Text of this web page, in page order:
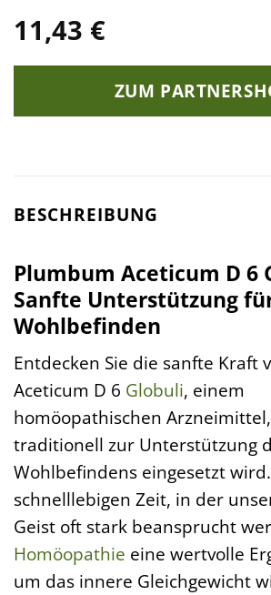
11,43 €
ZUM
BESCHREIBUNG
Plumbum Aceticum D 6
Sanfte Unterstützung
Wohlbefinden
Entdecken Sie die sanfte Kraft
Aceticum D 6 Globuli, einem
homöopathischen
traditionell zur Unterstützung
Wohlbefindens eingesetzt
schnelllebigen Zeit, in der
Geist oft stark beansprucht
Homöopathie eine wertvolle
um das innere Gleichgewicht